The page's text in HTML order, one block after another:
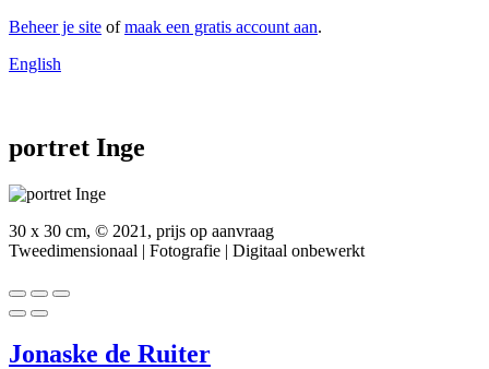
Beheer je site ofmaak een gratis account aan.
English
portret Inge
30 x 30 cm, © 2021, prijs op aanvraag
Tweedimensionaal | Fotografie | Digitaal onbewerkt
Jonaske de Ruiter